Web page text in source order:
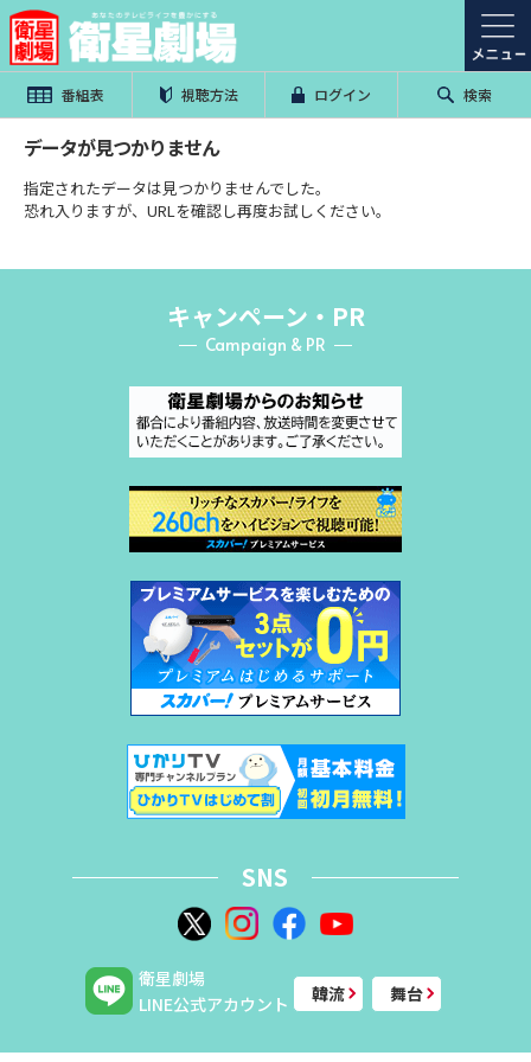
番組表 視聴方法 ログイン 検索
データが見つかりません
指定されたデータは見つかりませんでした。
恐れ入りますが、URLを確認し再度お試しください。
キャンペーン・PR
Campaign & PR
SNS
衛星劇場
LINE公式アカウント
韓流 舞台